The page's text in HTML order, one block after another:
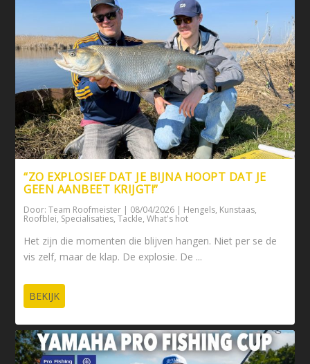
“ZO EXPLOSIEF DAT JE BIJNA HOOPT DAT JE
GEEN AANBEET KRIJGT!”
Door:Team Roofmeister | 08/04/2026 | Hengels, Kunstaas,
Roofblei, Specialisaties,Tackle,What's hot
Het zijn die momenten die blijven hangen. Niet per se de
vis zelf, maar de klap. De explosie. De ...
BEKIJK